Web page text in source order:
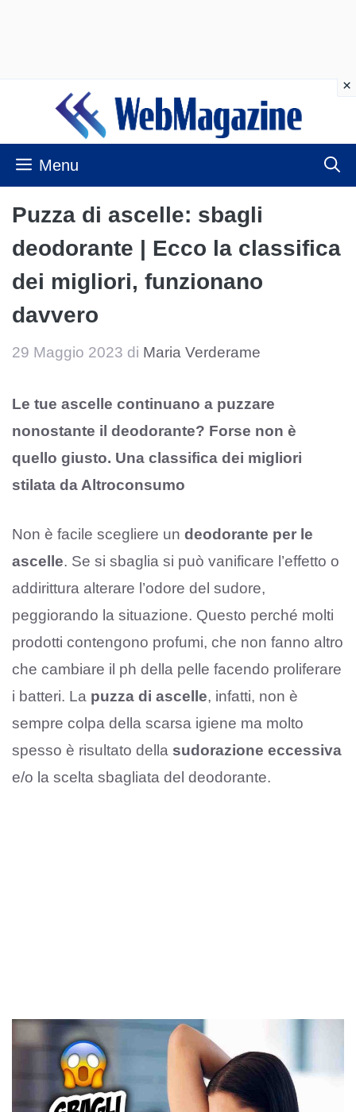
contenuto
Menu
Puzza di ascelle: sbagli
deodorante | Ecco la classifica
dei migliori, funzionano
davvero
29 Maggio 2023 di Maria Verderame
Le tue ascelle continuano a puzzare
nonostante il deodorante? Forse non è
quello giusto. Una classifica dei migliori
stilata da Altroconsumo
Non è facile scegliere un deodorante per le
ascelle. Se si sbaglia si può vanificare l’effetto o
addirittura alterare l’odore del sudore,
peggiorando la situazione. Questo perché molti
prodotti contengono profumi, che non fanno altro
che cambiare il ph della pelle facendo proliferare
i batteri. La puzza di ascelle, infatti, non è
sempre colpa della scarsa igiene ma molto
spesso è risultato della sudorazione eccessiva
e/o la scelta sbagliata del deodorante.